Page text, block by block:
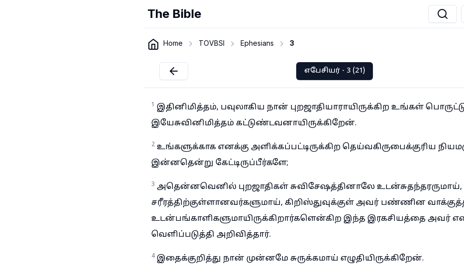
The Bible
Home TOVBSI Ephesians 3
எபேசியர் - 3 (21)
1 இதினிமித்தம், பவுலாகிய நான் புறஜாதியாராயிருக்கிற உங்கள்
இயேசுவினிமித்தம் கட்டுண்டவனாயிருக்கிறேன்.
2 உங்களுக்காக எனக்கு அளிக்கப்பட்டிருக்கிற தெய்வகிருபைக்குரிய
இன்னதென்று கேட்டிருப்பீர்களே;
3 அதென்னவெனில் புறஜாதிகள் சுவிசேஷத்தினாலே உடன்சுதந்தரருமாய்,
சரீரத்திற்குள்ளானவர்களுமாய், கிறிஸ்துவுக்குள் அவர் பண்ணின
உடன்பங்காளிகளுமாயிருக்கிறார்களென்கிற இந்த இரகசியத்தை அவர்
வெளிப்படுத்தி அறிவித்தார்.
4 இதைக்குறித்து நான் முன்னமே சுருக்கமாய் எழுதியிருக்கிறேன்.